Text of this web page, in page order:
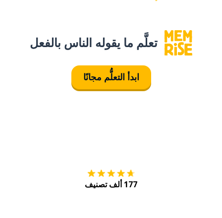
تعلَّم ما يقوله الناس بالفعل
ابدأ التعلُّم مجانًا
177 ألف تصنيف